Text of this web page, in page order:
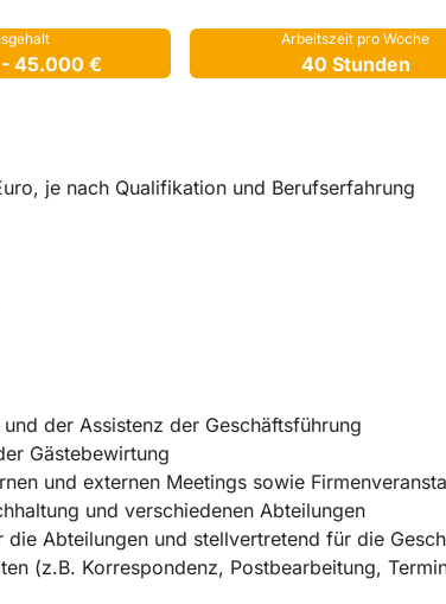
45.000 €
Arbeitszeit pro Woche
40 Stunden
je nach Qualifikation und Berufserfahrung
der Assistenz der Geschäftsführung
Gästebewirtung
und externen Meetings sowie
und verschiedenen Abteilungen
Abteilungen und stellvertretend für die
(z.B. Korrespondenz, Postbearbeitung,